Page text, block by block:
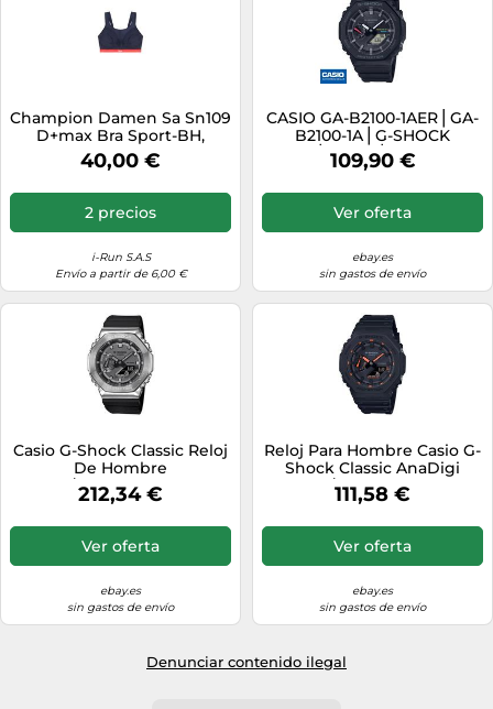
Champion Damen Sa Sn109
D+max Bra Sport-BH,
Mehrfarbig (Blau/Rot), 90G
40,00 €
2 precios
i-Run S.A.S
Envío a partir de 6,00 €
CASIO GA-B2100-1AER⎪GA-
B2100-1A⎪G-SHOCK
Solar
109,90 €
Ver oferta
ebay.es
sin gastos de envío
Casio G-Shock Classic Reloj
De Hombre
Negro/Antracita GM-2100-
1AER
212,34 €
Ver oferta
ebay.es
sin gastos de envío
Reloj Para Hombre Casio G-
Shock Classic AnaDigi
Negro/Naranja GA-2100-
1A4ER
111,58 €
Ver oferta
ebay.es
sin gastos de envío
Denunciar contenido ilegal